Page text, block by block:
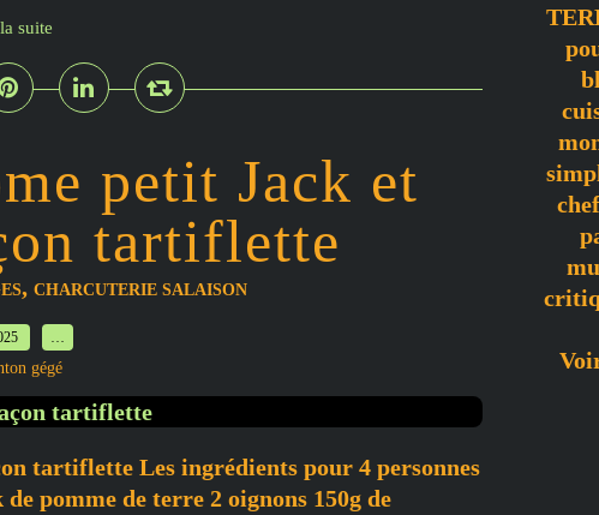
suite
petit Jack et
tartiflette
, CHARCUTERIE SALAISON
…
gégé
tartiflette Les ingrédients pour 4 personnes
pomme de terre 2 oignons 150g de